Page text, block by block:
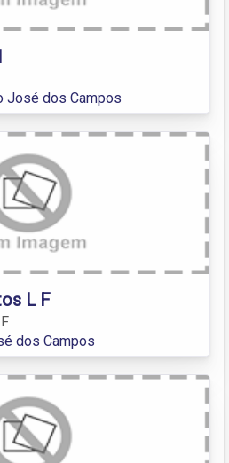
José dos Campos
L F
dos Campos